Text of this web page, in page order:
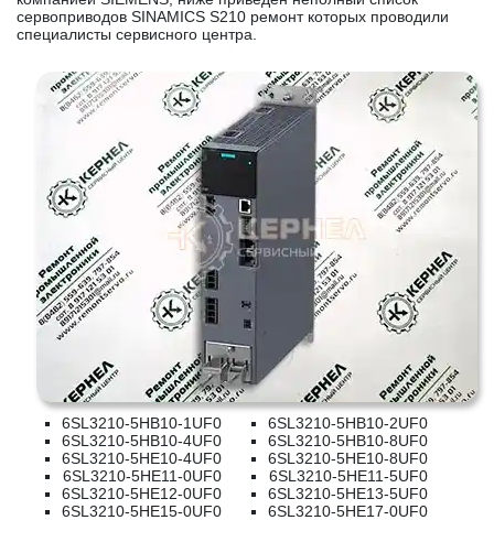
сервоприводов SINAMICS S210 ремонт которых проводили
специалисты сервисного центра.
6SL3210-5HB10-1UF0
6SL3210-5HB10-4UF0
6SL3210-5HE10-4UF0
6SL3210-5HE11-0UF0
6SL3210-5HE12-0UF0
6SL3210-5HE15-0UF0
6SL3210-5HB10-2UF0
6SL3210-5HB10-8UF0
6SL3210-5HE10-8UF0
6SL3210-5HE11-5UF0
6SL3210-5HE13-5UF0
6SL3210-5HE17-0UF0